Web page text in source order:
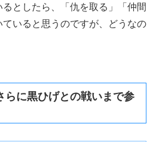
としたら、「仇を取る」「仲間
いると思うのですが、どうなの
らに黒ひげとの戦いまで参